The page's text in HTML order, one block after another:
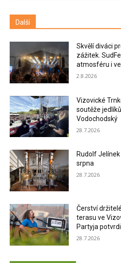
Další
Skvělí diváci
zážitek.
atmosféru i
2.8.2026
Vizovické
soutěže
Vodochodský
28.7.2026
Rudolf
srpna
28.7.2026
Čerství
terasu ve
Partyja
28.7.2026